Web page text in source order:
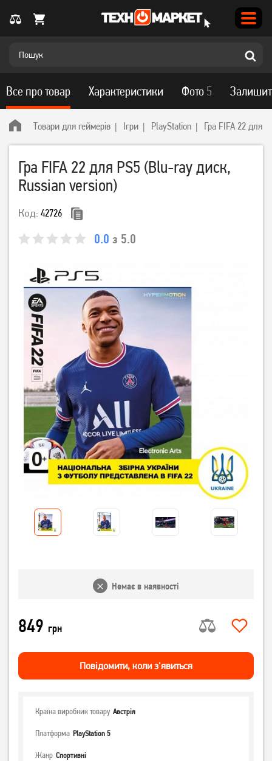
Товари для геймерів Ігри PlayStation Гра FIFA 22 для
Гра FIFA 22 для PS5 (Blu-ray диск,
Russian version)
Код: 42726
0.0 з 5.0
Все про товар Характеристики Фото 5
Немає в наявності
849 грн
Повiдомити, коли з'явиться
Країна виробник товару Австрія
Платформа PlayStation 5
Жанр Спортивні